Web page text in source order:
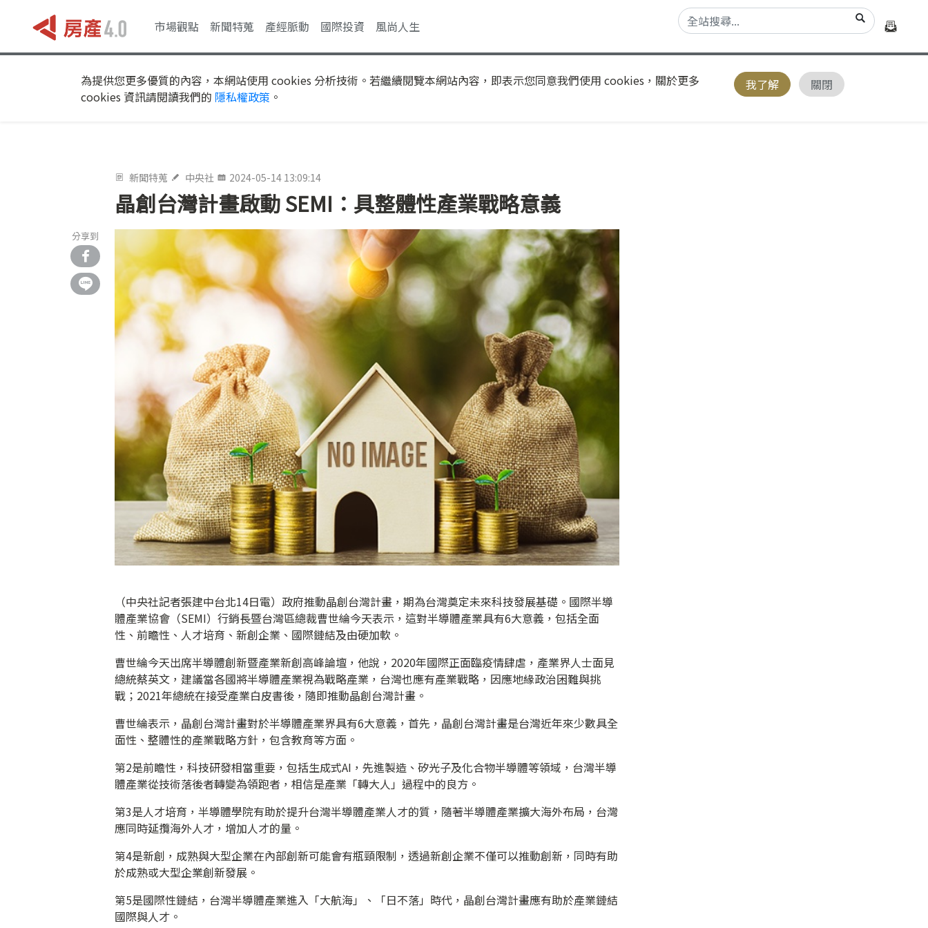
市場觀點 新聞特蒐 產經脈動 國際投資 風尚人生
為提供您更多優質的內容，本網站使用 cookies 分析技術。若繼續閱覽本網站內容，即表示您同意我們使用 cookies，關於更多
cookies 資訊請閱讀我們的 隱私權政策 。
我了解 關閉
新聞特蒐 中央社 2024-05-14 13:09:14
晶創台灣計畫啟動 SEMI：具整體性產業戰略意義
分享到
（中央社記者張建中台北14日電）政府推動晶創台灣計畫，期為台灣奠定未來科技發展基礎。國際半導
體產業協會（SEMI）行銷長暨台灣區總裁曹世綸今天表示，這對半導體產業具有6大意義，包括全面
性、前瞻性、人才培育、新創企業、國際鏈結及由硬加軟。
曹世綸今天出席半導體創新暨產業新創高峰論壇，他說，2020年國際正面臨疫情肆虐，產業界人士面見
總統蔡英文，建議當各國將半導體產業視為戰略產業，台灣也應有產業戰略，因應地緣政治困難與挑
戰；2021年總統在接受產業白皮書後，隨即推動晶創台灣計畫。
曹世綸表示，晶創台灣計畫對於半導體產業界具有6大意義，首先，晶創台灣計畫是台灣近年來少數具全
面性、整體性的產業戰略方針，包含教育等方面。
第2是前瞻性，科技研發相當重要，包括生成式AI，先進製造、矽光子及化合物半導體等領域，台灣半導
體產業從技術落後者轉變為領跑者，相信是產業「轉大人」過程中的良方。
第3是人才培育，半導體學院有助於提升台灣半導體產業人才的質，隨著半導體產業擴大海外布局，台灣
應同時延攬海外人才，增加人才的量。
第4是新創，成熟與大型企業在內部創新可能會有瓶頸限制，透過新創企業不僅可以推動創新，同時有助
於成熟或大型企業創新發展。
第5是國際性鏈結，台灣半導體產業進入「大航海」、「日不落」時代，晶創台灣計畫應有助於產業鏈結
國際與人才。